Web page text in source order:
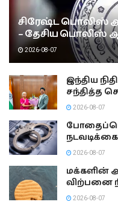
சிரேஷ்ட பொலிஸ்
– தேசிய பொலிஸ்
2026-08-07
இந்திய
சந்தித்த
2026-08-07
2026-08-07
மக்களின்
விற்பனை
2026-08-07